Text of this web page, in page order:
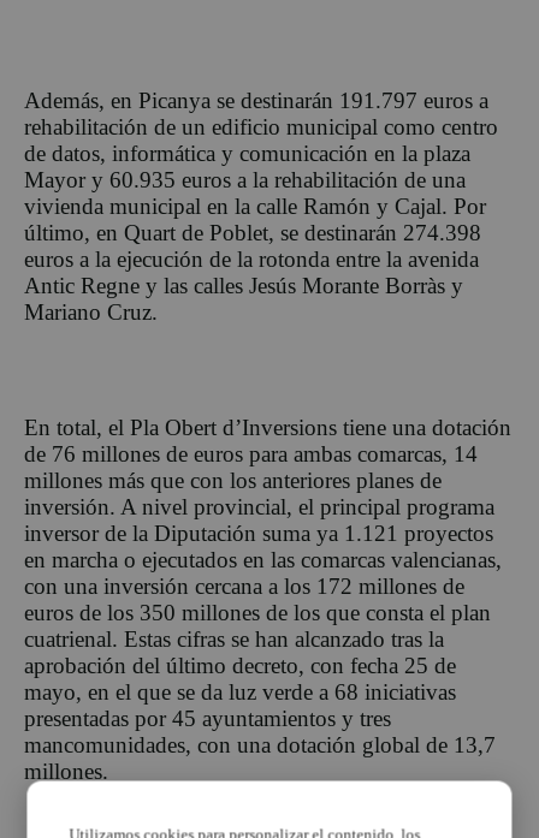
Además, en Picanya se destinarán 191.797 euros a
rehabilitación de un edificio municipal como centro
de datos, informática y comunicación en la plaza
Mayor y 60.935 euros a la rehabilitación de una
vivienda municipal en la calle Ramón y Cajal. Por
último, en Quart de Poblet, se destinarán 274.398
euros a la ejecución de la rotonda entre la avenida
Antic Regne y las calles Jesús Morante Borràs y
Mariano Cruz.
En total, el Pla Obert d’Inversions tiene una dotación
de 76 millones de euros para ambas comarcas, 14
millones más que con los anteriores planes de
inversión. A nivel provincial, el principal programa
inversor de la Diputación suma ya 1.121 proyectos
en marcha o ejecutados en las comarcas valencianas,
con una inversión cercana a los 172 millones de
euros de los 350 millones de los que consta el plan
cuatrienal. Estas cifras se han alcanzado tras la
aprobación del último decreto, con fecha 25 de
mayo, en el que se da luz verde a 68 iniciativas
presentadas por 45 ayuntamientos y tres
mancomunidades, con una dotación global de 13,7
millones.
Utilizamos cookies para personalizar el contenido, los